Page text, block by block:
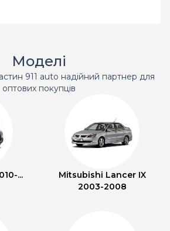
Моделі
911 auto надійний партнер для
оптових покупців
...
Mitsubishi Lancer IX
2003-2008